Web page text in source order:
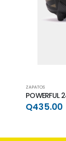
ZAPATOS
POWERFUL
Q435.00